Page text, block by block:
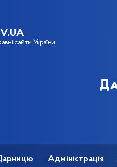
сайти України
Адміністрація